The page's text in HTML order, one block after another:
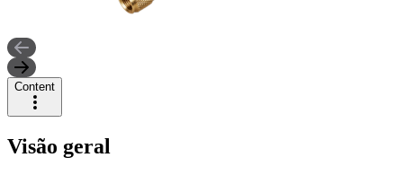
Content
Visão geral